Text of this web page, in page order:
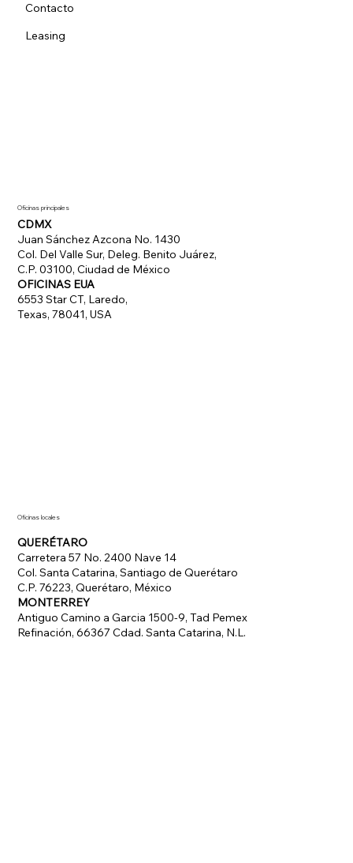
Contacto
Leasing
Oficinas principales
CDMX
Juan Sánchez Azcona No. 1430
Col. Del Valle Sur, Deleg. Benito Juárez,
C.P. 03100, Ciudad de México
OFICINAS EUA
6553 Star CT, Laredo,
Texas, 78041, USA
Oficinas locales
QUERÉTARO
Carretera 57 No. 2400 Nave 14
Col. Santa Catarina, Santiago de Querétaro
C.P. 76223, Querétaro, México
MONTERREY
Antiguo Camino a Garcia 1500-9, Tad Pemex
Refinación, 66367 Cdad. Santa Catarina, N.L.